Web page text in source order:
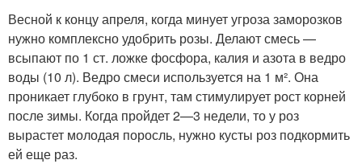
Весной к концу апреля, когда минует угроза заморозков
нужно комплексно удобрить розы. Делают смесь —
всыпают по 1 ст. ложке фосфора, калия и азота в ведро
воды (10 л). Ведро смеси используется на 1 м². Она
проникает глубоко в грунт, там стимулирует рост корней
после зимы. Когда пройдет 2—3 недели, то у роз
вырастет молодая поросль, нужно кусты роз подкормить
ей еще раз.